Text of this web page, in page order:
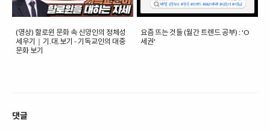
(영상) 할로윈 문화 속 신앙인의 정체성
세우기｜기.대.보기 - 기독교인의 대중
문화 보기
요즘 뜨는 것들 (월간 트렌드 공부) : 'O
세권'
댓글